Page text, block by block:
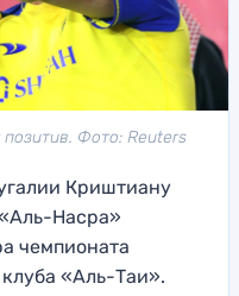
Фото: Reuters
Криштиану
Насра»
чемпионата
«Аль-Таи».